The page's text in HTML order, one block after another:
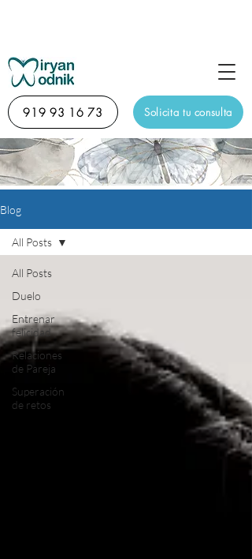
Solicita tu consulta
919 93 16 73
Blog
All Posts
Duelo
Entrenar
felicidad
Relaciones
de Pareja
Superación
de retos
All Posts